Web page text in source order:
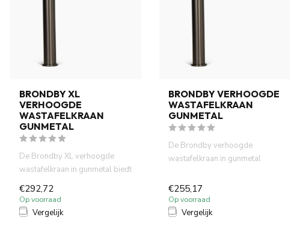
BRONDBY XL
VERHOOGDE
WASTAFELKRAAN
GUNMETAL
De Brondby XL verhoogde
wastafelkraan in gunmetal biedt
€292,72
Op voorraad
Vergelijk
BRONDBY VERHOOGDE
WASTAFELKRAAN
GUNMETAL
De Brondby verhoogde
wastafelkraan in gunmetal
functionalite...
€255,17
Op voorraad
Vergelijk